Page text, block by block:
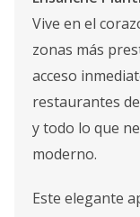
Vive en el
zonas más
acceso
restaurantes
y todo lo que
moderno.
Este elegante